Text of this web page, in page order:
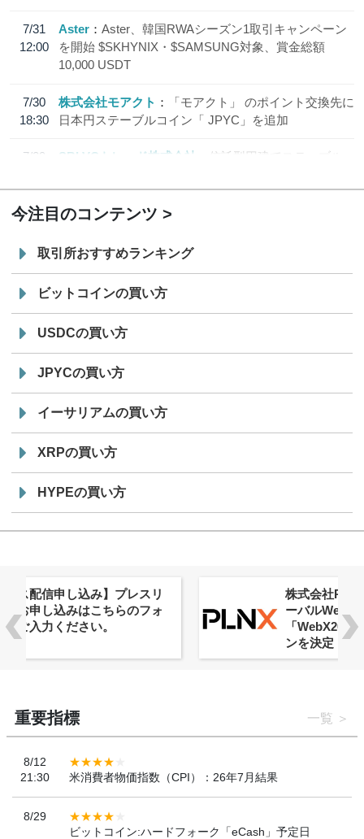
7/31
12:00
Aster
Aster、韓国RWAシーズン1取引キャンペーン
を開始 $SKHYNIX・$SAMSUNG対象、賞金総額
10,000 USDT
7/30
18:30
株式会社モアクト
「モアクト」 のポイント交換先に
日本円ステーブルコイン「 JPYC」を追加
7/29
SBI VCトレード株式会社
信託型円建てステーブル
今注目のコンテンツ
取引所おすすめランキング
ビットコインの買い方
USDCの買い方
JPYCの買い方
イーサリアムの買い方
XRPの買い方
HYPEの買い方
株式会社PlnX、アジア最大級のグロ
ーバルWeb3カンファレンス
「WebX2026」とのコラボレーショ
重要指標 一覧
8/12
21:30
米消費者物価指数（CPI）：26年7月結果
8/29
ビットコイン:ハードフォーク「eCash」予定日